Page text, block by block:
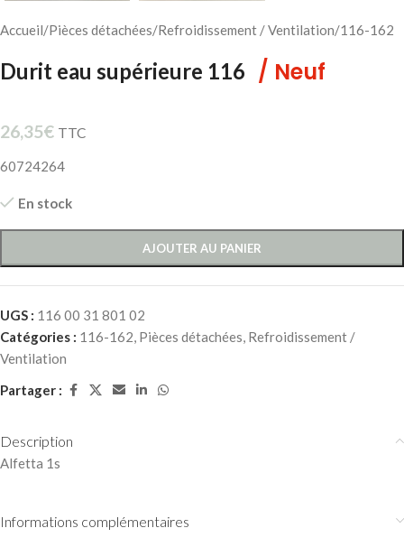
Accueil/Pièces détachées/Refroidissement / Ventilation/116-162
Durit eau supérieure 116 / Neuf
26,35€ TTC
60724264
En stock
AJOUTER AU PANIER
UGS : 116 00 31 801 02
Catégories : 116-162, Pièces détachées, Refroidissement /
Ventilation
Partager :
Description
Alfetta 1s
Informations complémentaires